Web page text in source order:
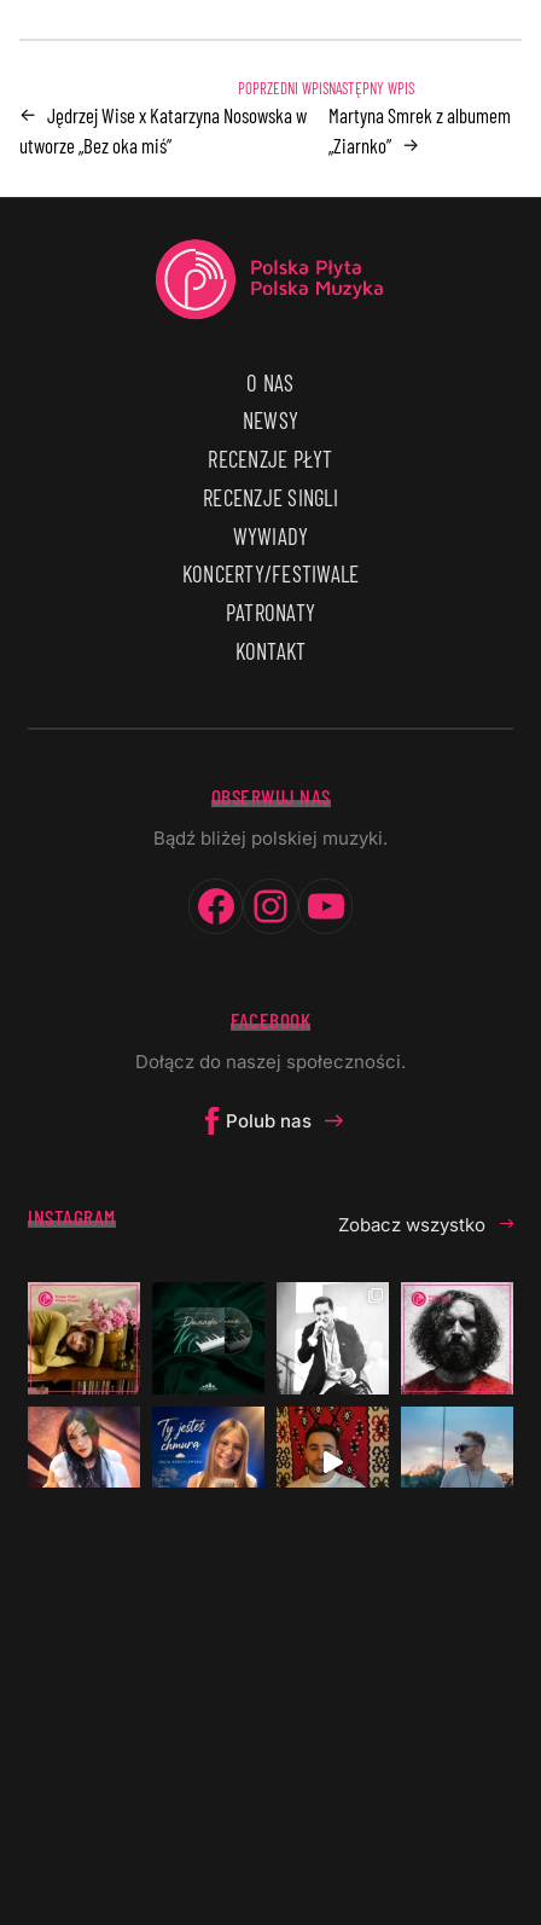
← Jędrzej Wise x Katarzyna Nosowska w
utworze „Bez oka miś”
Martyna Smrek z albumem
„Ziarnko” →
O NAS
NEWSY
RECENZJE PŁYT
RECENZJE SINGLI
WYWIADY
KONCERTY/FESTIWALE
PATRONATY
KONTAKT
OBSERWUJ NAS
Bądź bliżej polskiej muzyki.
Facebook
Instagram
FACEBOOK
Dołącz do naszej społeczności.
Polub nas
INSTAGRAM Zobacz wszystko